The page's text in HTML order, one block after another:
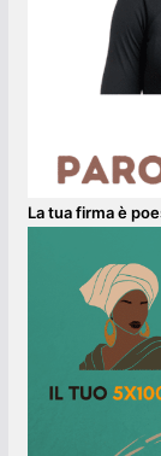
La tua firma è